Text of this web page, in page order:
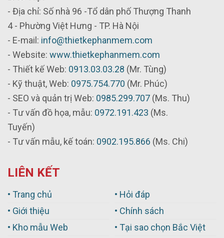
- Địa chỉ: Số nhà 96 -Tổ dân phố Thượng Thanh
4 - Phường Việt Hưng - TP. Hà Nội
- E-mail: info@thietkephanmem.com
- Website: www.thietkephanmem.com
- Thiết kế Web: 0913.03.03.28 (Mr. Tùng)
- Kỹ thuật, Web: 0975.754.770 (Mr. Phúc)
- SEO và quản trị Web: 0985.299.707 (Ms. Thu)
- Tư vấn đồ họa, mẫu: 0972.191.423 (Ms.
Tuyến)
- Tư vấn mẫu, kế toán: 0902.195.866 (Ms. Chi)
LIÊN KẾT
• Trang chủ
• Giới thiệu
• Kho mẫu Web
• Hỏi đáp
• Chính sách
• Tại sao chọn Bắc Việt